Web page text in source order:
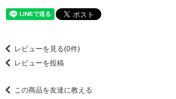
レビューを見る(0件)
レビューを投稿
この商品を友達に教える